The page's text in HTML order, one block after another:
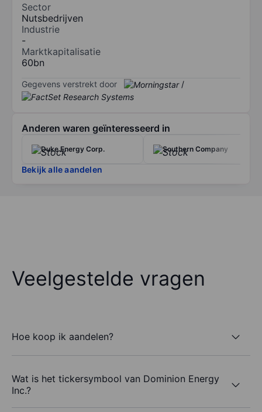
Sector
Nutsbedrijven
Industrie
-
Marktkapitalisatie
60bn
Gegevens verstrekt door /
Anderen waren geïnteresseerd in
Duke Energy Corp. Southern Company
Bekijk alle aandelen
Veelgestelde vragen
Hoe koop ik aandelen?
Wat is het tickersymbool van Dominion Energy
Inc.?